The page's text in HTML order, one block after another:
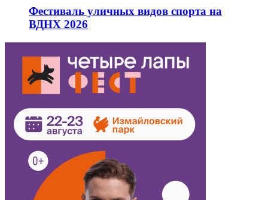
Фестиваль уличных видов спорта на
ВДНХ 2026